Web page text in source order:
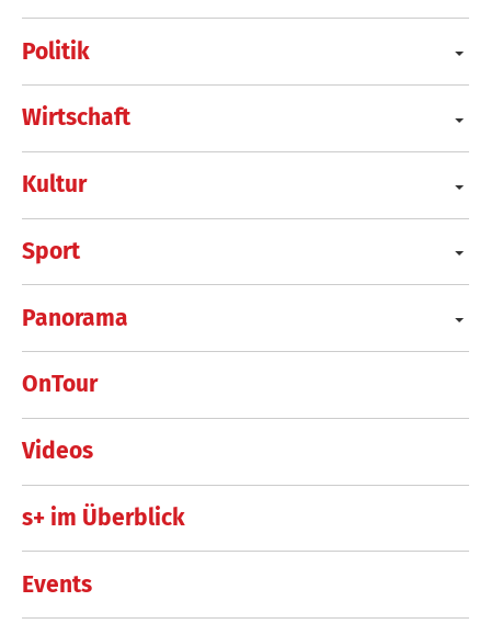
Politik
Wirtschaft
Kultur
Sport
Panorama
OnTour
Videos
s+ im Überblick
Events